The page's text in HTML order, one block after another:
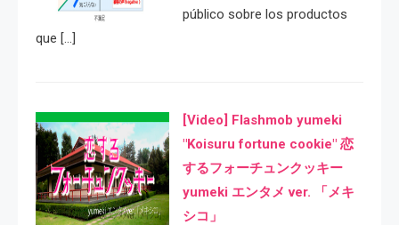
público sobre los productos
que […]
[Video] Flashmob yumeki
"Koisuru fortune cookie" 恋
するフォーチュンクッキー
yumeki エンタメ ver. 「メキ
シコ」